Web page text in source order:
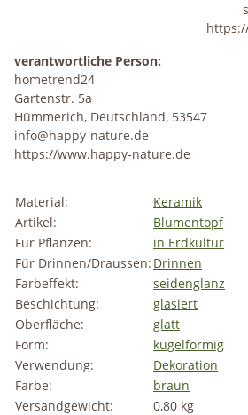
verantwortliche Person:
hometrend24
Gartenstr. 5a
Hümmerich, Deutschland, 53547
info@happy-nature.de
https://www.happy-nature.de
Material:
Keramik
Artikel:
Blumentopf
Für Pflanzen:
in Erdkultur
Für Drinnen/Draussen: Drinnen
Farbeffekt:
seidenglanz
Beschichtung:
glasiert
Oberfläche:
glatt
Form:
kugelförmig
Verwendung:
Dekoration
Farbe:
braun
Versandgewicht:
0,80 kg